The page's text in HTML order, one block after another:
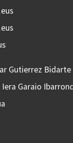
Gutierrez
Garaio